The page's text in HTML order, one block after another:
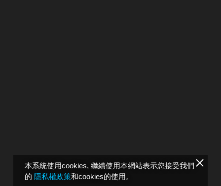
本系統使用cookies, 繼續使用本網站表示您接受我們
的 隱私權政策和cookies的使用。